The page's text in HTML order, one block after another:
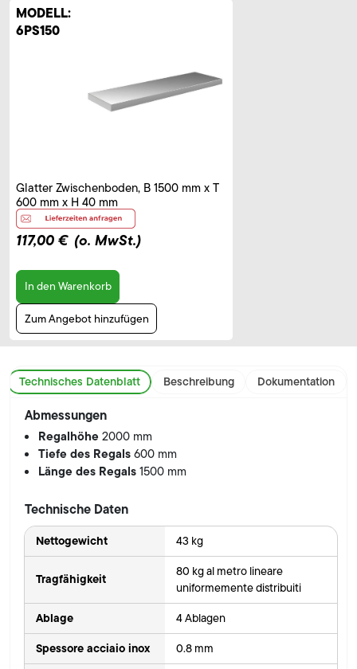
MODELL:
6PS150
Glatter Zwischenboden, B 1500 mm x T
600 mm x H 40 mm
117,00 € (o. MwSt.)
In den Warenkorb
Zum Angebot hinzufügen
Technisches Datenblatt Beschreibung Dokumentation
Abmessungen
Regalhöhe2000 mm
Tiefe des Regals600 mm
Länge des Regals1500 mm
Technische Daten
Nettogewicht 43 kg
Tragfähigkeit
80 kg al metro lineare
uniformemente distribuiti
Ablage 4 Ablagen
Spessore acciaio inox 0.8 mm